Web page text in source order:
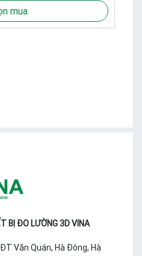
mua
BỊ ĐO LƯỜNG 3D VINA
Văn Quán, Hà Đông, Hà